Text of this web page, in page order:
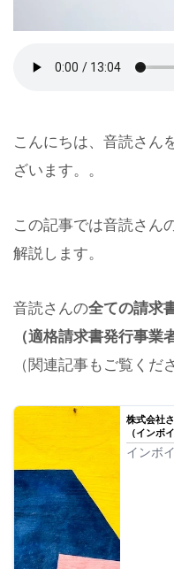
こんにちは、音読さん
ざいます。。
この記事では音読さん
解説します。
音読さんの全ての請求
（適格請求書発行事
（関連記事もご覧くだ
株式会社
（インボ
インボ